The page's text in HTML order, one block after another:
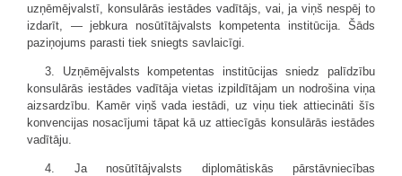
uzņēmējvalstī, konsulārās iestādes vadītājs, vai, ja viņš nespēj to
izdarīt, — jebkura nosūtītājvalsts kompetenta institūcija. Šāds
paziņojums parasti tiek sniegts savlaicīgi.
3. Uzņēmējvalsts kompetentas institūcijas sniedz palīdzību
konsulārās iestādes vadītāja vietas izpildītājam un nodrošina viņa
aizsardzību. Kamēr viņš vada iestādi, uz viņu tiek attiecināti šīs
konvencijas nosacījumi tāpat kā uz attiecīgās konsulārās iestādes
vadītāju.
4. Ja nosūtītājvalsts diplomātiskās pārstāvniecības